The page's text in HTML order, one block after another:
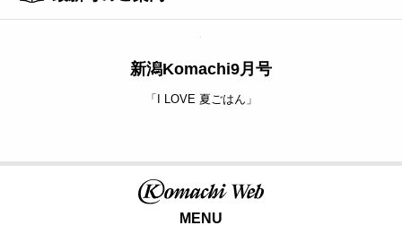
新潟Komachi9月号
「I LOVE 夏ごはん」
MENU